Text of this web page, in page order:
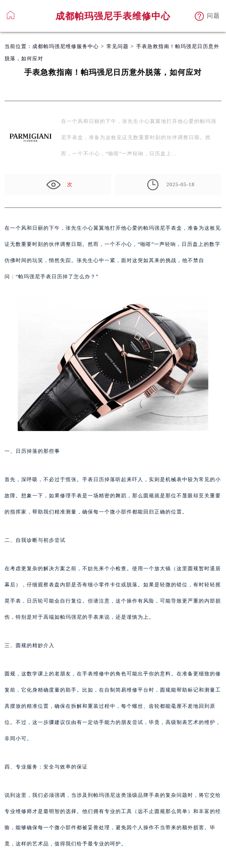
成都帕玛强尼手表维修中心 问题
当前位置： 成都帕玛强尼维修服务中心 > 常见问题 > 手表急救指南！帕玛强尼日历意外
脱落，如何应对
手表急救指南！帕玛强尼日历意外脱落，如何应对
在一个风和日丽的下午，张先生小心翼翼地打开他心爱的帕玛强
尼手表盒，准备为这枚见证无数重要时刻的伙伴调整日期。然
而，一个不小心，“啪嗒”一声轻响，日历盘上…
次 2025-05-18
在一个风和日丽的下午，张先生小心翼翼地打开他心爱的帕玛强尼手表盒，准备为这枚见
证无数重要时刻的伙伴调整日期。然而，一个不小心，“啪嗒”一声轻响，日历盘上的数字
仿佛时间的玩笑，悄然失踪。张先生心中一紧，面对这突如其来的挑战，他不禁自
问：“帕玛强尼手表日历掉了怎么办？”
一、日历掉落的那些事
首先，深呼吸，不必过于慌张。手表日历掉落听起来吓人，实则是机械表中较为常见的小
故障。想象一下，如果修理手表是一场精密的舞蹈，那么圆规就是那位不显眼却至关重要
的指挥家，帮助我们精准测量，确保每一个微小部件都能回归正确的位置。
二、自我诊断与初步尝试
在考虑更复杂的解决方案之前，不妨先来个小检查。使用一个放大镜（这里圆规暂时退居
幕后），仔细观察表盘内部是否有细小零件卡住或脱落。如果是轻微的错位，有时轻轻摇
晃手表，日历轮可能会自行复位。但请注意，这个操作有风险，可能导致更严重的内部损
伤，特别是对于高端如帕玛强尼的手表来说，还是谨慎为上。
三、圆规的精妙介入
圆规，这数学课上的老朋友，在手表维修中的角色可能出乎你的意料。在准备更细致的修
复前，它化身精确度量的助手。比如，在自制简易维修平台时，圆规能帮助标记和测量工
具摆放的精准位置，确保在拆解和重装过程中，每个螺丝、齿轮都能毫厘不差地回到原
位。不过，这一步骤建议仅由有一定动手能力的朋友尝试，毕竟，高级制表艺术的维护，
非同小可。
四、专业服务：安全与效率的保证
说到这里，我们必须强调，当涉及到帕玛强尼这类顶级品牌手表的复杂问题时，将它交给
专业维修师才是最明智的选择。他们拥有专业的工具（远不止圆规那么简单）和丰富的经
验，能够确保每一个微小部件都被妥善处理，避免因个人操作不当带来的额外损害。毕
竟，这样的艺术品，值得我们给予最专业的呵护。